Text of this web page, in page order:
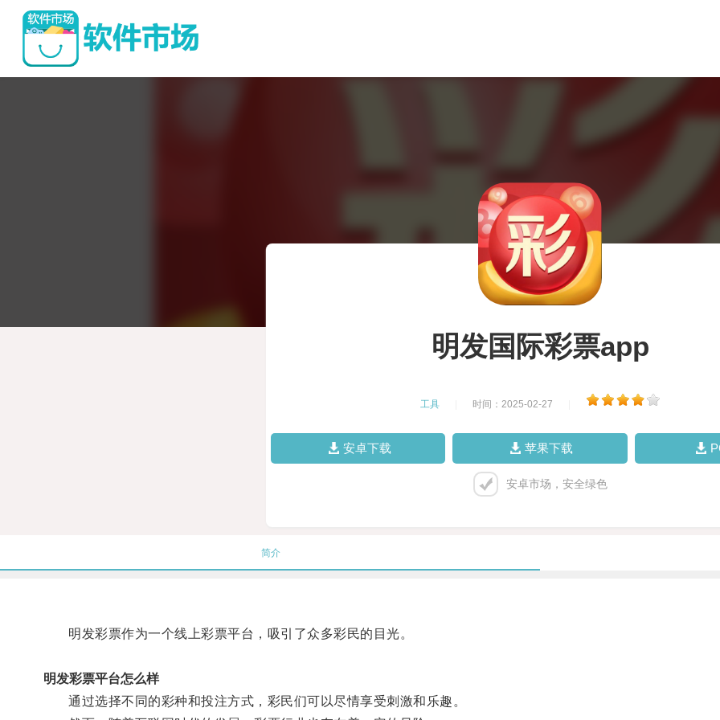
明发国际彩票app
工具 时间：2025-02-27
安卓下载 苹果下载
安卓市场，安全绿色
简介
明发彩票作为一个线上彩票平台，吸引了众多彩民的目光。
明发彩票平台怎么样
通过选择不同的彩种和投注方式，彩民们可以尽情享受刺激和乐趣。